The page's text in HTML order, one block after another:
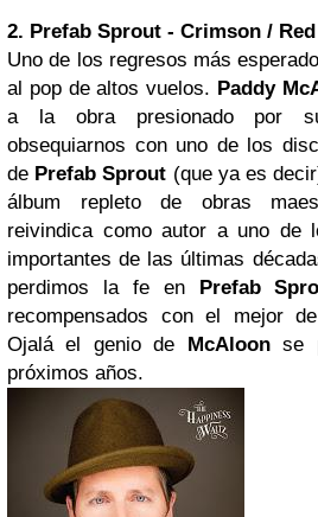
2. Prefab Sprout - Crimson / Red
Uno de los regresos más
al pop de altos vuelos. Paddy
a la obra presionado por
obsequiarnos con uno de los
de Prefab Sprout (que ya es
álbum repleto de obras
reivindica como autor a uno de
importantes de las últimas
perdimos la fe en Prefab
recompensados con el mejor
Ojalá el genio de McAloonse
próximos años.